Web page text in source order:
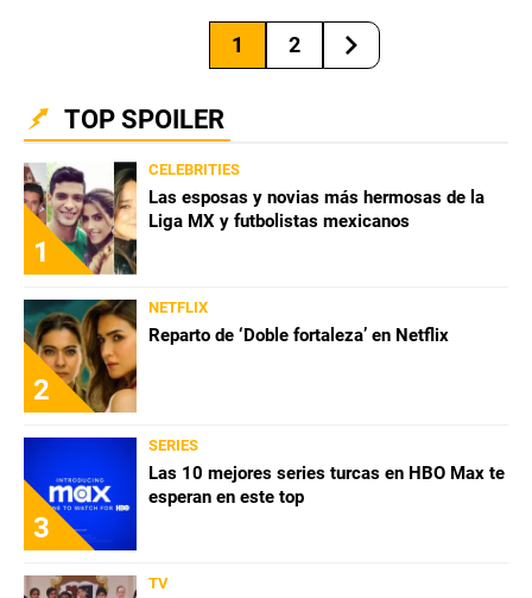
1 2
TOP SPOILER
1
CELEBRITIES
Las esposas y novias más hermosas de la
Liga MX y futbolistas mexicanos
2
NETFLIX
Reparto de ‘Doble fortaleza’ en Netflix
3
SERIES
Las 10 mejores series turcas en HBO Max te
esperan en este top
TV